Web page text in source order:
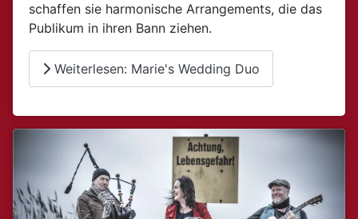
schaffen sie harmonische Arrangements, die das
Publikum in ihren Bann ziehen.
Weiterlesen: Marie's Wedding Duo